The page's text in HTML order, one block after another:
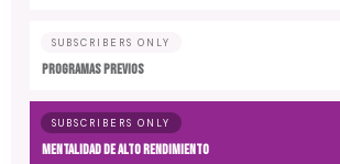
SUBSCRIBERS ONLY
PROGRAMAS PREVIOS
SUBSCRIBERS ONLY
MENTALIDAD DE ALTO RENDIMIENTO